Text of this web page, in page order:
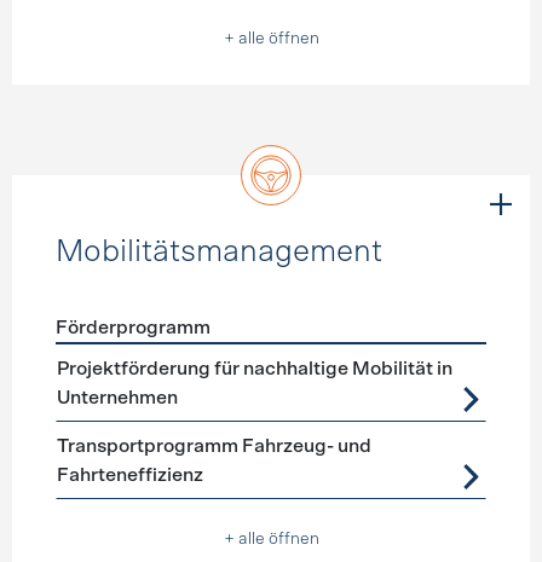
+ alle öffnen
Mobilitätsmanagement
Förderprogramme Mobilitätsmanagement
Förderprogramm
Projektförderung für nachhaltige Mobilität in
Unternehmen
Transportprogramm Fahrzeug- und
Fahrteneffizienz
+ alle öffnen